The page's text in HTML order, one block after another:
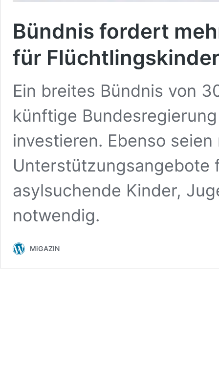
Bündnis fordert
für
Ein breites Bündnis von
künftige
investieren. Ebenso
Unterstützungsangebote
asylsuchende Kinder,
notwendig.
MiGAZIN